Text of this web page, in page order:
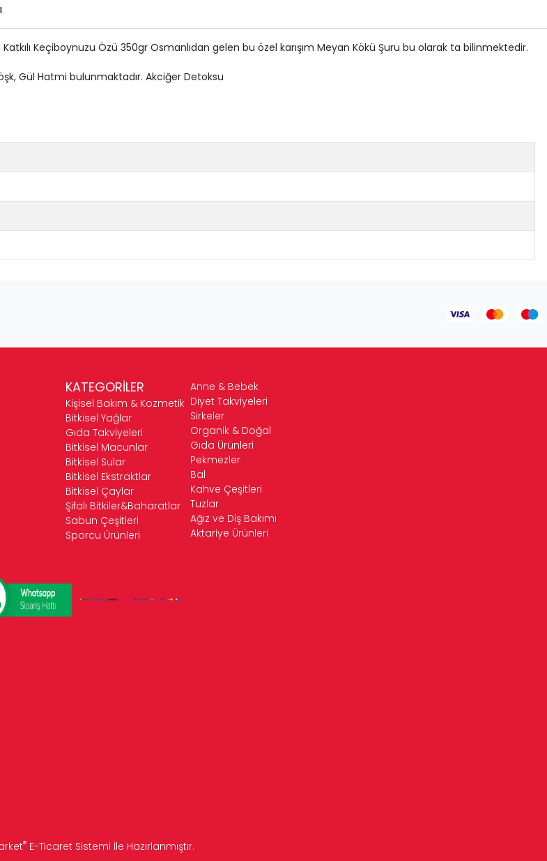
Keçiboynuzu Özü 350gr Osmanlıdan gelen bu özel karışım Meyan Kökü Şuru bu olarak ta bilinmektedir.
Gül Hatmi bulunmaktadır. Akciğer Detoksu
KATEGORİLER
Kişisel Bakım & Kozmetik
Bitkisel Yağlar
Gıda Takviyeleri
Bitkisel Macunlar
Bitkisel Sular
Bitkisel Ekstraktlar
Bitkisel Çaylar
Şifalı Bitkiler&Baharatlar
Sabun Çeşitleri
Sporcu Ürünleri
Anne & Bebek
Diyet Takviyeleri
Sirkeler
Organik & Doğal
Gıda Ürünleri
Pekmezler
Bal
Kahve Çeşitleri
Tuzlar
Ağız ve Diş Bakımı
Aktariye Ürünleri
® E-Ticaret Sistemi İle Hazırlanmıştır.